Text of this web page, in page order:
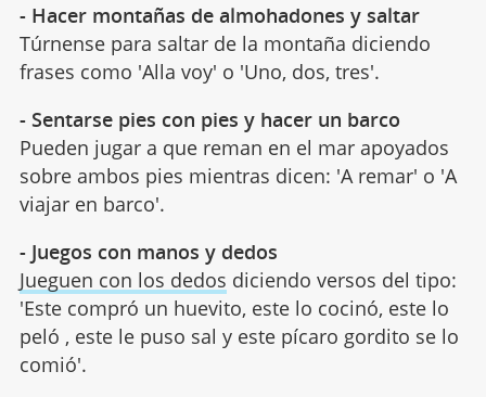
- Hacer montañas de almohadones y saltar
Túrnense para saltar de la montaña diciendo
frases como 'Alla voy' o 'Uno, dos, tres'.
- Sentarse pies con pies y hacer un barco
Pueden jugar a que reman en el mar apoyados
sobre ambos pies mientras dicen: 'A remar' o 'A
viajar en barco'.
- Juegos con manos y dedos
Jueguen con los dedos diciendo versos del tipo:
'Este compró un huevito, este lo cocinó, este lo
peló , este le puso sal y este pícaro gordito se lo
comió'.